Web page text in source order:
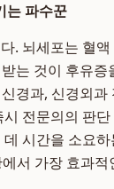
는 파수꾼
. 뇌세포는 혈
는 것이 후유
경과, 신경외
전문의의 판
시간을 소요
서 가장 효과